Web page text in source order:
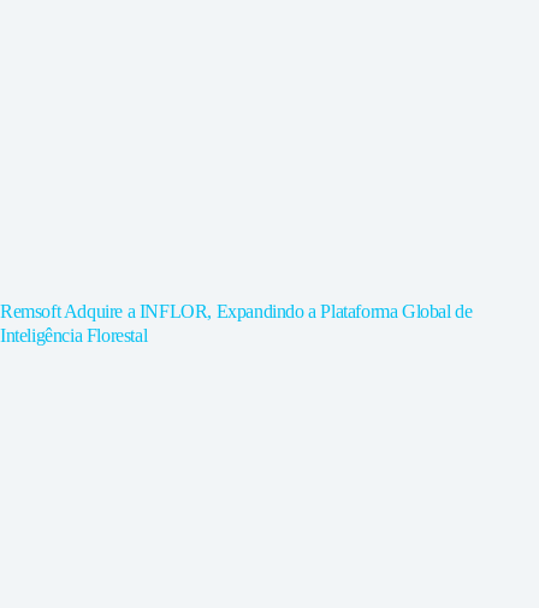
Remsoft Adquire a INFLOR, Expandindo a Plataforma Global de
Inteligência Florestal